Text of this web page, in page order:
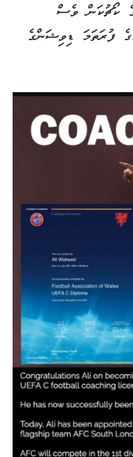
ކޯޗުކަން ވެސް
ފުރަތަމަ ޑިވިޝަންގެ